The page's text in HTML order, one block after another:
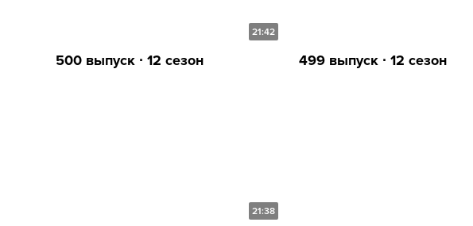
21:42
500 выпуск ∙ 12 сезон 499 выпуск ∙ 12 сезон
21:38